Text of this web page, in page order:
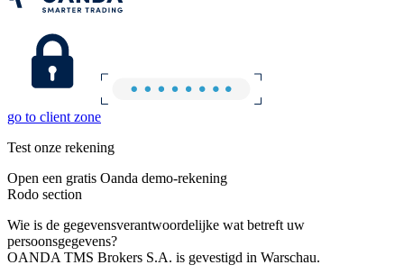
go to client zone
Test onze rekening
Open een gratis Oanda demo-rekening
Rodo section
Wie is de gegevensverantwoordelijke wat betreft uw
persoonsgegevens?
OANDA TMS Brokers S.A. is gevestigd in Warschau.